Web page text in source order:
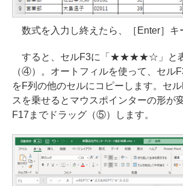
数式を入力し終えたら、［Enter］キ
すると、セルF3に「★★★★☆」と
（④）。オートフィルを使って、セル
をF列の他のセルにコピーします。セ
スを乗せるとマウスポインターの形が
F17までドラッグ（⑤）します。